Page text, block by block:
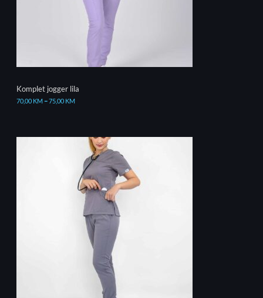
Komplet jogger lila
70,00 KM–75,00 KM